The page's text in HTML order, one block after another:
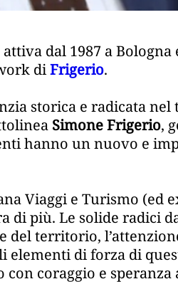
attiva dal 1987 a Bologna
diFrigerio.
storica e radicata
Simone Frigerio,
hanno un nuovo e
Viaggi e Turismo (ed
di più. Le solide radici
del territorio,
elementi di forza di
coraggio e speranza